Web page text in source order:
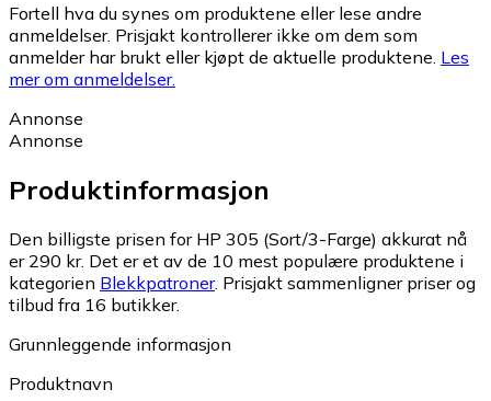
Fortell hva du synes om produktene eller lese andre
anmeldelser. Prisjakt kontrollerer ikke om dem som
anmelder har brukt eller kjøpt de aktuelle produktene. Les
mer om anmeldelser.
Annonse
Annonse
Produktinformasjon
Den billigste prisen for HP 305 (Sort/3-Farge) akkurat nå
er 290 kr. Det er et av de 10 mest populære produktene i
kategorien Blekkpatroner. Prisjakt sammenligner priser og
tilbud fra 16 butikker.
Grunnleggende informasjon
Produktnavn